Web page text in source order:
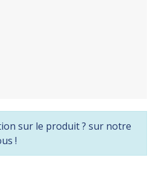
sur le produit ? sur notre
!